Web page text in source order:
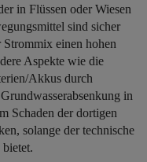
in Flüssen oder Wiesen
sind sicher
einen hohen
Aspekte wie die
Akkus durch
in
Schaden der dortigen
solange der technische